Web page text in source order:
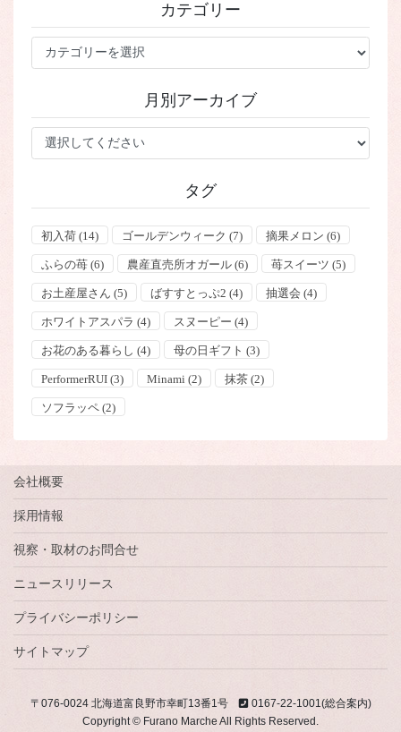
カテゴリー
テ
ー
月別アーカイブ
タグ
初入荷(14) ゴールデンウィーク (7) 摘果メロン (6)
ふらの苺(6) 農産直売所オガール(6) 苺スイーツ (5)
お土産屋さん (5) ばすすとっぷ2 (4) 抽選会 (4)
ホワイトアスパラ (4) スヌーピー (4)
お花のある暮らし (4) 母の日ギフト (3)
PerformerRUI(3) Minami (2) 抹茶(2)
ソフラッペ(2)
会社概要
採用情報
視察・取材のお問合せ
ニュースリリース
プライバシーポリシー
サイトマップ
〒076-0024 北海道富良野市幸町13番1号
0167-22-1001(総合案内)
Copyright © Furano Marche All Rights Reserved.